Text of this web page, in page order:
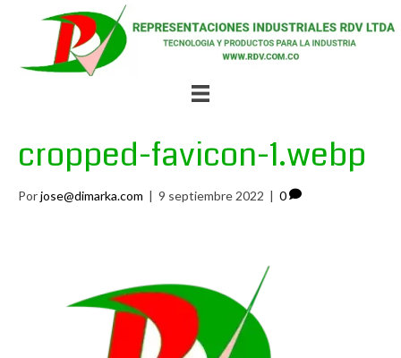
cropped-favicon-1.webp
Porjose@dimarka.com | 9 septiembre 2022 | 0